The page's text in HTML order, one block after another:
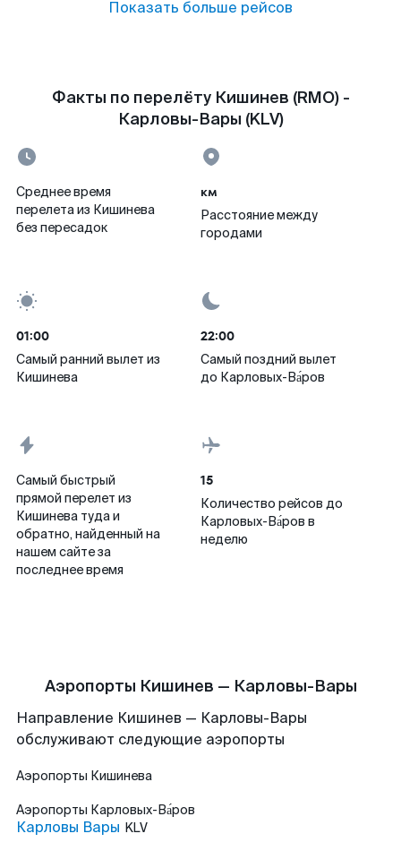
Показать больше рейсов
Факты по перелёту Кишинев (RMO) -
Карловы-Вары (KLV)
Среднее время
перелета из Кишинева
без пересадок
км
Расстояние между
городами
01:00
Самый ранний вылет из
Кишинева
22:00
Самый поздний вылет
до Карловых-Ва́ров
Самый быстрый
прямой перелет из
Кишинева туда и
обратно, найденный на
нашем сайте за
последнее время
15
Количество рейсов до
Карловых-Ва́ров в
неделю
Аэропорты Кишинев — Карловы-Вары
Направление Кишинев — Карловы-Вары
обслуживают следующие аэропорты
Аэропорты Кишинева
Аэропорты Карловых-Ва́ров
Карловы Вары KLV